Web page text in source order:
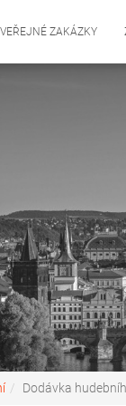
VEŘEJNÉ ZAKÁZKY
Dodávka